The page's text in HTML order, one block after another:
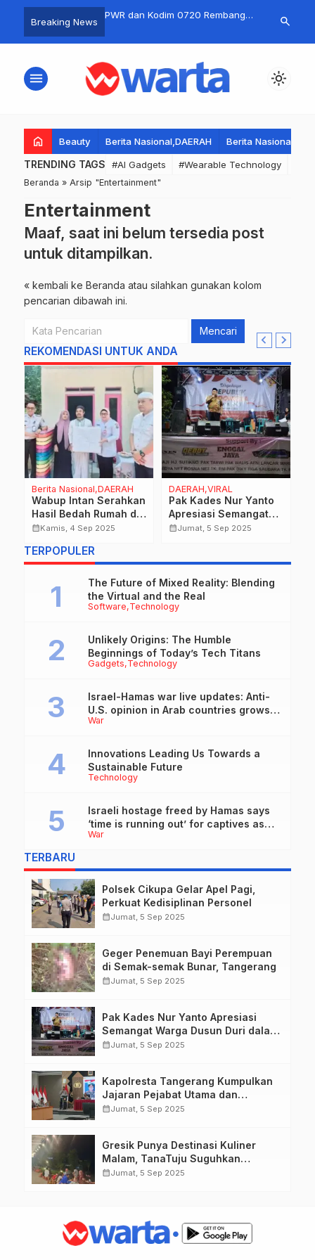
Breaking News
Pangdam,
MADAS Ajak
PWR dan Kodim 0720 Rembang
Sinergi Jaga Informasi Publik
PNIB dan
Burdah Doa
search
menu light_mode
home Beauty Berita Nasional,DAERAH Berita
TRENDING TAGS #AI Gadgets #Wearable Technology
Beranda » Arsip "Entertainment"
Entertainment
Maaf, saat ini belum tersedia post
untuk ditampilkan.
« kembali ke Beranda atau silahkan gunakan kolom
pencarian dibawah ini.
Mencari
REKOMENDASI UNTUK ANDA
DAERAH,VIRAL
Pak Kades Nur Yanto
Apresiasi Semangat
Warga Dusun Duri
RI ke-80
calendar_monthJumat, 5 Sep 2025
Inspirations
Stories of Resilience:
Failed Gadgets That
Paved the Way for
calendar_monthKamis, 15 Feb 2024
TERPOPULER
Software Technology
The Future of Mixed Reality: Blending
the Virtual and the Real
Gadgets Technology
Unlikely Origins: The Humble
Beginnings of Today’s Tech Titans
War
Israel-Hamas war live updates: Anti-
U.S. opinion in Arab countries grows
over support for Israel, leaders tell
Technology
Innovations Leading Us Towards a
Sustainable Future
War
Israeli hostage freed by Hamas says
‘time is running out’ for captives as
she describes harrowing conditions
TERBARU
Polsek Cikupa Gelar Apel Pagi,
Perkuat Kedisiplinan Personel
calendar_monthJumat, 5 Sep 2025
Geger Penemuan Bayi Perempuan
di Semak-semak Bunar, Tangerang
calendar_monthJumat, 5 Sep 2025
Pak Kades Nur Yanto Apresiasi
Semangat Warga Dusun Duri dalam
Peringatan HUT RI ke-80
calendar_monthJumat, 5 Sep 2025
Kapolresta Tangerang Kumpulkan
Jajaran Pejabat Utama dan
Kapolsek untuk Paparkan
calendar_monthJumat, 5 Sep 2025
Gresik Punya Destinasi Kuliner
Malam, TanaTuju Suguhkan
Makanan UMKM, Live Music, dan
calendar_monthJumat, 5 Sep 2025